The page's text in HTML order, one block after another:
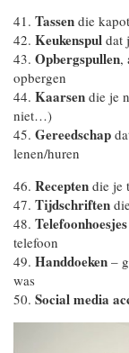
41. Tassen die
42. Keukenspul dat
43. Opbergspullen,
opbergen
44. Kaarsen die je
niet…)
45. Gereedschap
lenen/huren
46. Recepten die je
47. Tijdschriften
48. Telefoonhoesjes
telefoon
49. Handdoeken –
was
50. Social media